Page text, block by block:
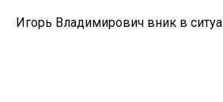
Игорь Владимирович вник в